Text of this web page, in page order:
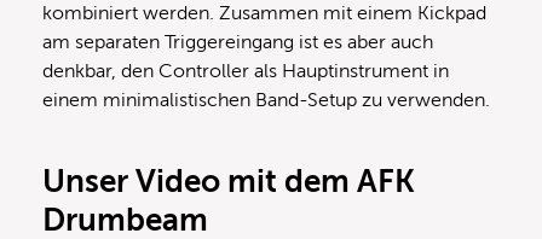
kombiniert werden. Zusammen mit einem Kickpad
am separaten Triggereingang ist es aber auch
denkbar, den Controller als Hauptinstrument in
einem minimalistischen Band-Setup zu verwenden.
Unser Video mit dem AFK
Drumbeam